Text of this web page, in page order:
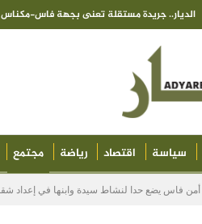
الديار.. جريدة مستقلة تعنى بجهة فاس-مكناس
سياسة اقتصاد رياضة مجتمع